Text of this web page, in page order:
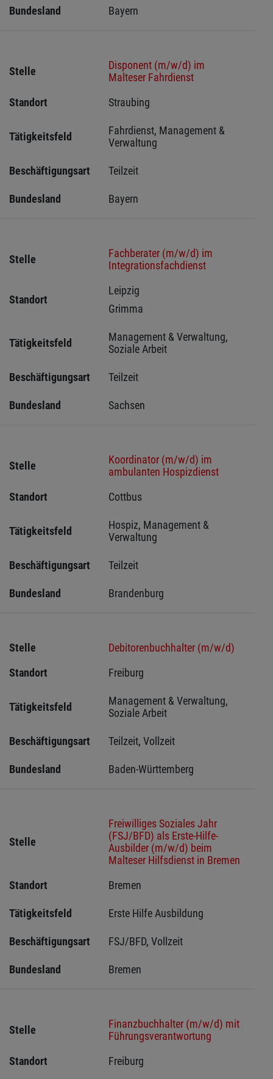
Bundesland Bayern
Stelle
Disponent (m/w/d) im
Malteser Fahrdienst
Standort
Straubing
Tätigkeitsfeld
Fahrdienst, Management &
Verwaltung
Beschäftigungsart Teilzeit
Bundesland Bayern
Stelle
Fachberater (m/w/d) im
Integrationsfachdienst
Standort
Leipzig
Grimma
Tätigkeitsfeld
Management & Verwaltung,
Soziale Arbeit
Beschäftigungsart Teilzeit
Bundesland Sachsen
Stelle
Koordinator (m/w/d) im
ambulanten Hospizdienst
Standort
Cottbus
Tätigkeitsfeld
Hospiz, Management &
Verwaltung
Beschäftigungsart Teilzeit
Bundesland Brandenburg
Stelle
Debitorenbuchhalter (m/w/d)
Standort
Freiburg
Tätigkeitsfeld
Management & Verwaltung,
Soziale Arbeit
Beschäftigungsart Teilzeit, Vollzeit
Bundesland Baden-Württemberg
Stelle
Freiwilliges Soziales Jahr
(FSJ/BFD) als Erste-Hilfe-
Ausbilder (m/w/d) beim
Malteser Hilfsdienst in Bremen
Standort
Bremen
Tätigkeitsfeld Erste Hilfe Ausbildung
Beschäftigungsart FSJ/BFD, Vollzeit
Bundesland Bremen
Stelle
Finanzbuchhalter (m/w/d) mit
Führungsverantwortung
Standort
Freiburg